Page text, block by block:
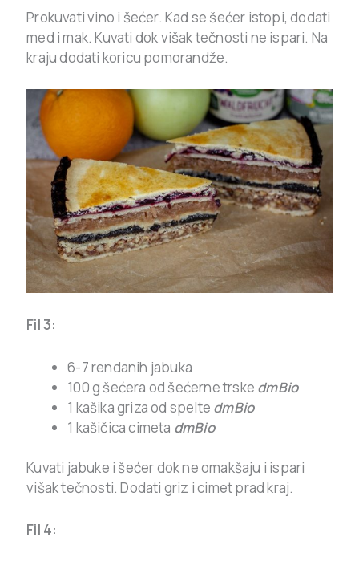
Prokuvati vino i šećer. Kad se šećer istopi, dodati
med i mak. Kuvati dok višak tečnosti ne ispari. Na
kraju dodati koricu pomorandže.
Fil 3:
6-7 rendanih jabuka
100 g šećera od šećerne trske dmBio
1 kašika griza od spelte dmBio
1 kašičica cimeta dmBio
Kuvati jabuke i šećer dok ne omakšaju i ispari
višak tečnosti. Dodati griz i cimet prad kraj.
Fil 4: